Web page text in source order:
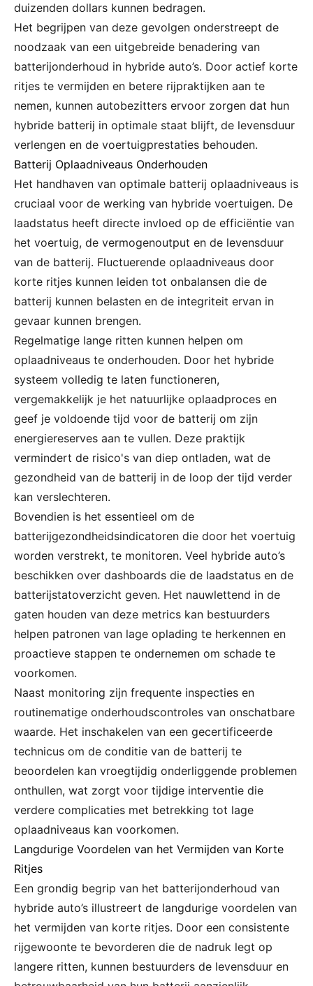
duizenden dollars kunnen bedragen.
Het begrijpen van deze gevolgen onderstreept de
noodzaak van een uitgebreide benadering van
batterijonderhoud in hybride auto’s. Door actief korte
ritjes te vermijden en betere rijpraktijken aan te
nemen, kunnen autobezitters ervoor zorgen dat hun
hybride batterij in optimale staat blijft, de levensduur
verlengen en de voertuigprestaties behouden.
Batterij Oplaadniveaus Onderhouden
Het handhaven van optimale batterij oplaadniveaus is
cruciaal voor de werking van hybride voertuigen. De
laadstatus heeft directe invloed op de efficiëntie van
het voertuig, de vermogenoutput en de levensduur
van de batterij. Fluctuerende oplaadniveaus door
korte ritjes kunnen leiden tot onbalansen die de
batterij kunnen belasten en de integriteit ervan in
gevaar kunnen brengen.
Regelmatige lange ritten kunnen helpen om
oplaadniveaus te onderhouden. Door het hybride
systeem volledig te laten functioneren,
vergemakkelijk je het natuurlijke oplaadproces en
geef je voldoende tijd voor de batterij om zijn
energiereserves aan te vullen. Deze praktijk
vermindert de risico's van diep ontladen, wat de
gezondheid van de batterij in de loop der tijd verder
kan verslechteren.
Bovendien is het essentieel om de
batterijgezondheidsindicatoren die door het voertuig
worden verstrekt, te monitoren. Veel hybride auto’s
beschikken over dashboards die de laadstatus en de
batterijstatoverzicht geven. Het nauwlettend in de
gaten houden van deze metrics kan bestuurders
helpen patronen van lage oplading te herkennen en
proactieve stappen te ondernemen om schade te
voorkomen.
Naast monitoring zijn frequente inspecties en
routinematige onderhoudscontroles van onschatbare
waarde. Het inschakelen van een gecertificeerde
technicus om de conditie van de batterij te
beoordelen kan vroegtijdig onderliggende problemen
onthullen, wat zorgt voor tijdige interventie die
verdere complicaties met betrekking tot lage
oplaadniveaus kan voorkomen.
Langdurige Voordelen van het Vermijden van Korte
Ritjes
Een grondig begrip van het batterijonderhoud van
hybride auto’s illustreert de langdurige voordelen van
het vermijden van korte ritjes. Door een consistente
rijgewoonte te bevorderen die de nadruk legt op
langere ritten, kunnen bestuurders de levensduur en